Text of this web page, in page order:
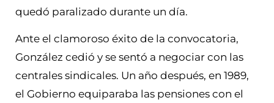
quedó paralizado durante un día.
Ante el clamoroso éxito de la convocatoria,
González cedió y se sentó a negociar con las
centrales sindicales. Un año después, en 1989,
el Gobierno equiparaba las pensiones con el